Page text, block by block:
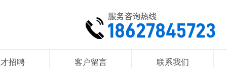
招聘 客户留言 联系我们